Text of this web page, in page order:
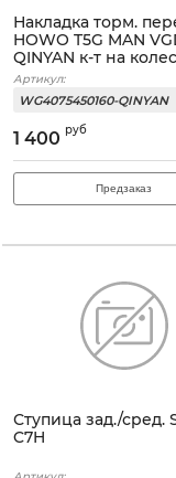
Накладка торм.
HOWO T5G MAN
QINYAN к-т на
Артикул:
WG4075450160-QINYAN
1 400 руб
Предзаказ
Ступица зад./сред.
C7H